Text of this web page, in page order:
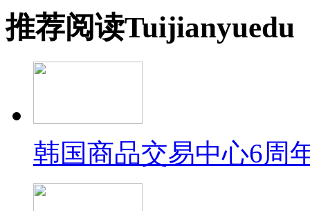
推荐阅读Tuijianyuedu
韩国商品交易中心6周